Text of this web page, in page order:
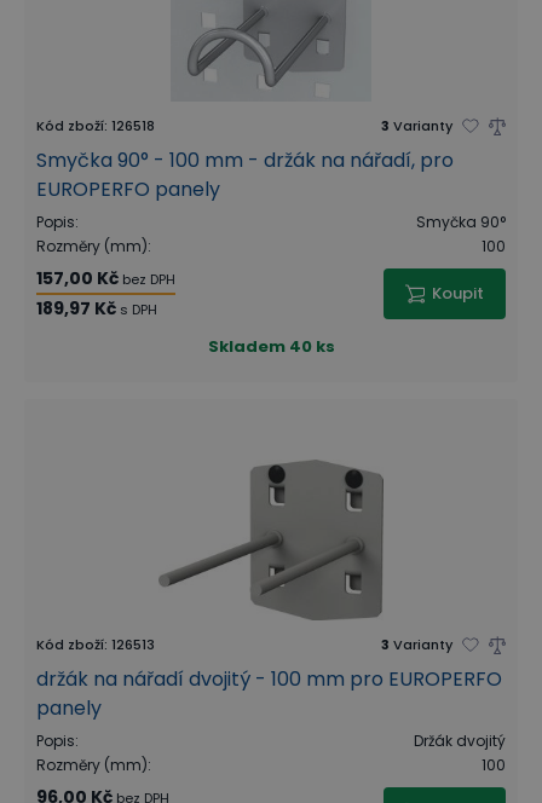
Kód zboží: 126518 3 Varianty
Smyčka 90° - 100 mm - držák na nářadí, pro
EUROPERFO panely
Popis:
Smyčka 90°
Rozměry (mm): 100
157,00 Kč bez DPH
189,97 Kč s DPH
Koupit
Skladem 40 ks
Kód zboží: 126513 3 Varianty
držák na nářadí dvojitý - 100 mm pro EUROPERFO
panely
Popis:
Držák dvojitý
Rozměry (mm): 100
96,00 Kč bez DPH